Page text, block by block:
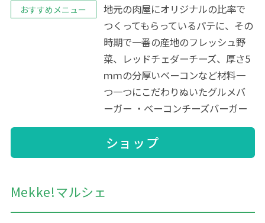
おすすめメニュー
地元の肉屋にオリジナルの比率で
つくってもらっているパテに、その
時期で一番の産地のフレッシュ野
菜、レッドチェダーチーズ、厚さ5
ｍｍの分厚いベーコンなど材料一
つ一つにこだわりぬいたグルメバ
ーガー ・ベーコンチーズバーガー
ショップ
Mekke!マルシェ